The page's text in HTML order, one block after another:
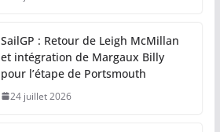
SailGP : Retour de Leigh McMillan
et intégration de Margaux Billy
pour l’étape de Portsmouth
24 juillet 2026